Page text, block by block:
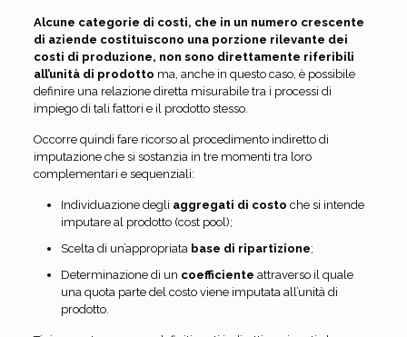
Alcune categorie di costi, che in un numero crescente
di aziende costituiscono una porzione rilevante dei
costi di produzione, non sono direttamente riferibili
all’unità di prodotto ma, anche in questo caso, è possibile
definire una relazione diretta misurabile tra i processi di
impiego di tali fattori e il prodotto stesso.
Occorre quindi fare ricorso al procedimento indiretto di
imputazione che si sostanzia in tre momenti tra loro
complementari e sequenziali:
Individuazione degli aggregati di costo che si intende
imputare al prodotto (cost pool);
Scelta di un’appropriata base di ripartizione;
Determinazione di un coefficiente attraverso il quale
una quota parte del costo viene imputata all’unità di
prodotto.